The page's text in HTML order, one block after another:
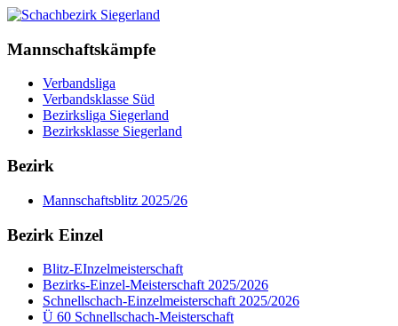
Mannschaftskämpfe
Verbandsliga
Verbandsklasse Süd
Bezirksliga Siegerland
Bezirksklasse Siegerland
Bezirk
Mannschaftsblitz 2025/26
Bezirk Einzel
Blitz-EInzelmeisterschaft
Bezirks-Einzel-Meisterschaft 2025/2026
Schnellschach-Einzelmeisterschaft 2025/2026
Ü 60 Schnellschach-Meisterschaft